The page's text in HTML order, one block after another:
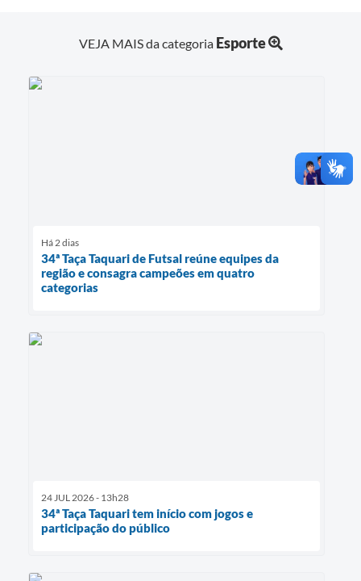
VEJA MAIS da categoria Esporte
Há 2 dias
34ª Taça Taquari de Futsal reúne equipes da
região e consagra campeões em quatro
categorias
24 JUL 2026 - 13h28
34ª Taça Taquari tem início com jogos e
participação do público